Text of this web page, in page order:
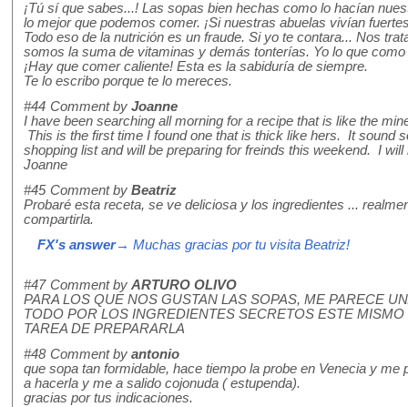
¡Tú sí que sabes...! Las sopas bien hechas como lo hacían
lo mejor que podemos comer. ¡Si nuestras abuelas vivían
Todo eso de la nutrición es un fraude. Si yo te contara... Nos
somos la suma de vitaminas y demás tonterías. Yo lo que
¡Hay que comer caliente! Esta es la sabiduría de siempre.
Te lo escribo porque te lo mereces.
#44 Comment by Joanne
I have been searching all morning for a recipe that is like the
This is the first time I found one that is thick like hers. It sound
shopping list and will be preparing for freinds this weekend. I
Joanne
#45 Comment by Beatriz
Probaré esta receta, se ve deliciosa y los ingredientes ...
compartirla.
FX's answer→ Muchas gracias por tu visita Beatriz!
#47 Comment by ARTURO OLIVO
PARA LOS QUE NOS GUSTAN LAS SOPAS, ME PARECE
TODO POR LOS INGREDIENTES SECRETOS ESTE
TAREA DE PREPARARLA
#48 Comment by antonio
que sopa tan formidable, hace tiempo la probe en Venecia y me
a hacerla y me a salido cojonuda ( estupenda).
gracias por tus indicaciones.